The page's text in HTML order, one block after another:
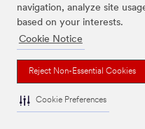
navigation, analyze site
based on your interests.
Cookie Notice
Reject Non-Essential Cookies
Cookie Preferences